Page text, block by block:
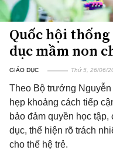
Quốc hội
dục mầm non
GIÁO DỤC Thứ 5, 26/06/
Theo Bộ trưởng
hẹp khoảng cách tiếp
bảo đảm quyền học
dục, thể hiện rõ trách
cho thế hệ trẻ.